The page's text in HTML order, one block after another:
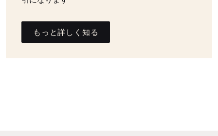
もっと詳しく知る